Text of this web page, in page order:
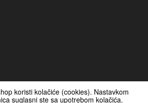
koristi kolačiće (cookies). Nastavkom
suglasni ste sa upotrebom kolačića.